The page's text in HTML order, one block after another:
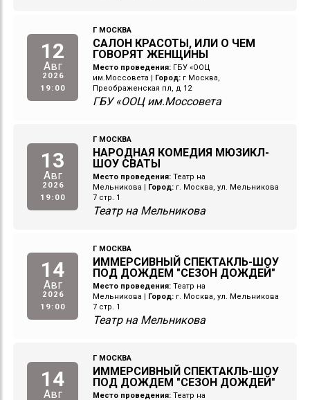
12
Авг
2026
19:00
Г МОСКВА
САЛОН КРАСОТЫ, ИЛИ О ЧЕМ
ГОВОРЯТ ЖЕНЩИНЫ
Место проведения: ГБУ «ООЦ
им.Моссовета
Город: г Москва,
Преображенская пл, д 12
ГБУ «ООЦ им.Моссовета
13
Авг
2026
19:00
Г МОСКВА
НАРОДНАЯ КОМЕДИЯ МЮЗИКЛ-
ШОУ СВАТЫ
Место проведения: Театр на
Мельникова
Город: г. Москва, ул. Мельникова
7 стр. 1
Театр на Мельникова
14
Авг
2026
19:00
Г МОСКВА
ИММЕРСИВНЫЙ СПЕКТАКЛЬ-ШОУ
ПОД ДОЖДЕМ "СЕЗОН ДОЖДЕЙ"
Место проведения: Театр на
Мельникова
Город: г. Москва, ул. Мельникова
7 стр. 1
Театр на Мельникова
14
Авг
Г МОСКВА
ИММЕРСИВНЫЙ СПЕКТАКЛЬ-ШОУ
ПОД ДОЖДЕМ "СЕЗОН ДОЖДЕЙ"
Место проведения: Театр на